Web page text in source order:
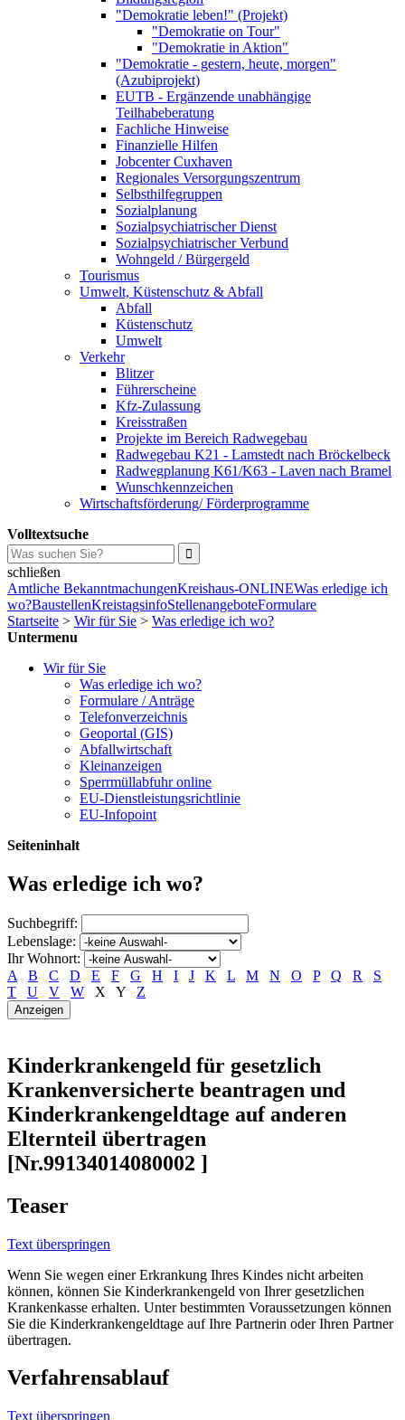
"Demokratie leben!" (Projekt)
"Demokratie on Tour"
"Demokratie in Aktion"
"Demokratie - gestern, heute, morgen"
(Azubiprojekt)
EUTB - Ergänzende unabhängige
Teilhabeberatung
Fachliche Hinweise
Finanzielle Hilfen
Jobcenter Cuxhaven
Regionales Versorgungszentrum
Selbsthilfegruppen
Sozialplanung
Sozialpsychiatrischer Dienst
Sozialpsychiatrischer Verbund
Wohngeld / Bürgergeld
Tourismus
Umwelt, Küstenschutz & Abfall
Abfall
Küstenschutz
Umwelt
Verkehr
Blitzer
Führerscheine
Kfz-Zulassung
Kreisstraßen
Projekte im Bereich Radwegebau
Radwegebau K21 - Lamstedt nach Bröckelbeck
Radwegplanung K61/K63 - Laven nach Bramel
Wunschkennzeichen
Wirtschaftsförderung/ Förderprogramme
Volltextsuche
schließen
Amtliche BekanntmachungenKreishaus-ONLINEWas erledige ich
wo?BaustellenKreistagsinfoStellenangeboteFormulare
Startseite > Wir für Sie > Was erledige ich wo?
Untermenu
Wir für Sie
Was erledige ich wo?
Formulare / Anträge
Telefonverzeichnis
Geoportal (GIS)
Abfallwirtschaft
Kleinanzeigen
Sperrmüllabfuhr online
EU-Dienstleistungsrichtlinie
EU-Infopoint
Seiteninhalt
Was erledige ich wo?
Suchbegriff:
Lebenslage:
Ihr Wohnort:
A
B C D E F G H I J K L M N O P Q R
S
T
U V W X Y Z
Kinderkrankengeld für gesetzlich
Krankenversicherte beantragen und
Kinderkrankengeldtage auf anderen
Elternteil übertragen
[Nr.99134014080002 ]
Teaser
Text überspringen
Wenn Sie wegen einer Erkrankung Ihres Kindes nicht arbeiten
können, können Sie Kinderkrankengeld von Ihrer gesetzlichen
Krankenkasse erhalten. Unter bestimmten Voraussetzungen können
Sie die Kinderkrankengeldtage auf Ihre Partnerin oder Ihren Partner
übertragen.
Verfahrensablauf
Text überspringen